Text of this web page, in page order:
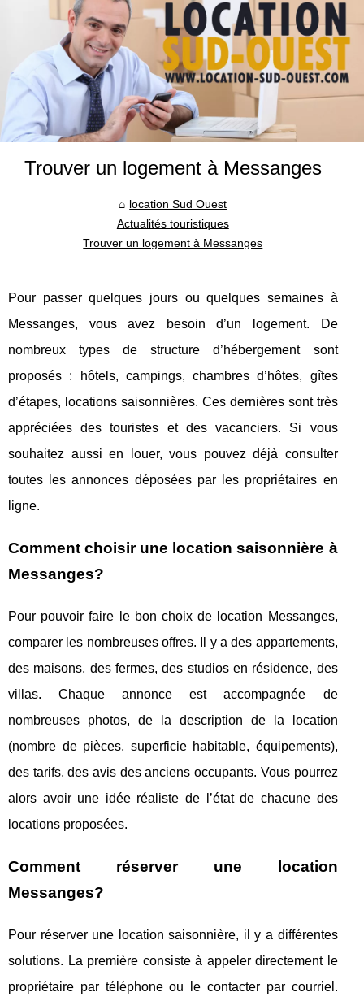
Trouver un logement à Messanges
location Sud Ouest
Actualités touristiques
Trouver un logement à Messanges
Pour passer quelques jours ou quelques semaines à
Messanges, vous avez besoin d’un logement. De
nombreux types de structure d’hébergement sont
proposés : hôtels, campings, chambres d’hôtes, gîtes
d’étapes, locations saisonnières. Ces dernières sont très
appréciées des touristes et des vacanciers. Si vous
souhaitez aussi en louer, vous pouvez déjà consulter
toutes les annonces déposées par les propriétaires en
ligne.
Comment choisir une location saisonnière à
Messanges?
Pour pouvoir faire le bon choix de location Messanges,
comparer les nombreuses offres. Il y a des appartements,
des maisons, des fermes, des studios en résidence, des
villas. Chaque annonce est accompagnée de
nombreuses photos, de la description de la location
(nombre de pièces, superficie habitable, équipements),
des tarifs, des avis des anciens occupants. Vous pourrez
alors avoir une idée réaliste de l’état de chacune des
locations proposées.
Comment réserver une location
Messanges?
Pour réserver une location saisonnière, il y a différentes
solutions. La première consiste à appeler directement le
propriétaire par téléphone ou le contacter par courriel.